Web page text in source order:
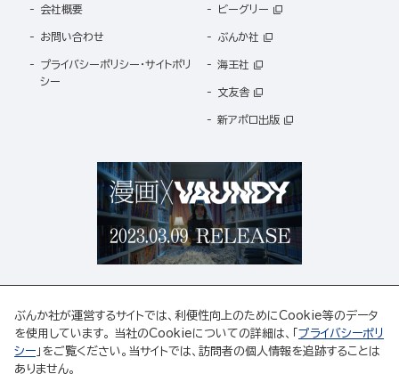
会社概要
お問い合わせ
プライバシーポリシー・サイトポリ
シー
ビーグリー
ぶんか社
海王社
文友舎
新アポロ出版
ABJマークは、この電子書店・電子書籍配信サービスが、著作権者からコンテンツ使用許諾を
ぶんか社が運営するサイトでは、利便性向上のためにCookie等のデータ
を使用しています。 当社のCookieについての詳細は、「 プライバシーポリ
シー 」をご覧ください。当サイトでは、訪問者の個人情報を追跡することは
ありません。